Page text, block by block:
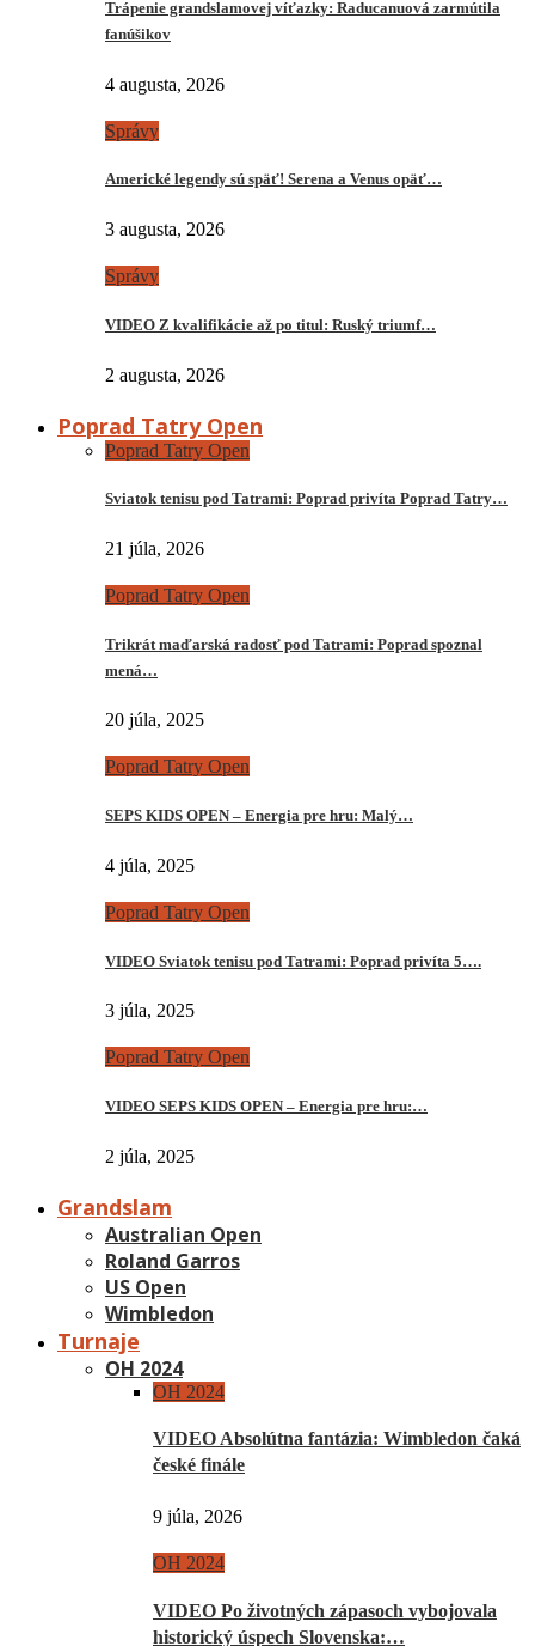
Trápenie grandslamovej víťazky: Raducanuová zarmútila
fanúšikov
4 augusta, 2026
Správy
Americké legendy sú späť! Serena a Venus opäť…
3 augusta, 2026
Správy
VIDEO Z kvalifikácie až po titul: Ruský triumf…
2 augusta, 2026
Poprad Tatry Open
Poprad Tatry Open
Sviatok tenisu pod Tatrami: Poprad privíta Poprad Tatry…
21 júla, 2026
Poprad Tatry Open
Trikrát maďarská radosť pod Tatrami: Poprad spoznal
mená…
20 júla, 2025
Poprad Tatry Open
SEPS KIDS OPEN – Energia pre hru: Malý…
4 júla, 2025
Poprad Tatry Open
VIDEO Sviatok tenisu pod Tatrami: Poprad privíta 5….
3 júla, 2025
Poprad Tatry Open
VIDEO SEPS KIDS OPEN – Energia pre hru:…
2 júla, 2025
Grandslam
Australian Open
Roland Garros
US Open
Wimbledon
Turnaje
OH 2024
OH 2024
VIDEO Absolútna fantázia: Wimbledon čaká
české finále
9 júla, 2026
OH 2024
VIDEO Po životných zápasoch vybojovala
historický úspech Slovenska:…